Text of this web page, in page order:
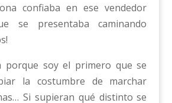
confiaba en ese vendedor
se presentaba caminando
porque soy el primero que se
la costumbre de marchar
Si supieran qué distinto se